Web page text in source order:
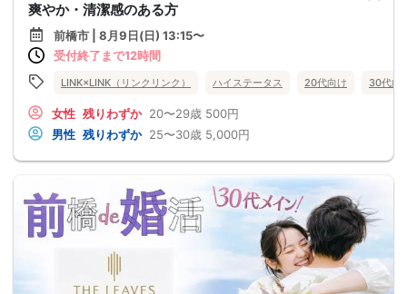
爽やか・清潔感のある方
前橋市 | 8月9日(日) 13:15〜
受付終了まで12時間
LINK×LINK（リンクリンク） ハイステータス 20代向け 30代向
女性 残りわずか 20〜29歳 500円
男性 残りわずか 25〜30歳 5,000円